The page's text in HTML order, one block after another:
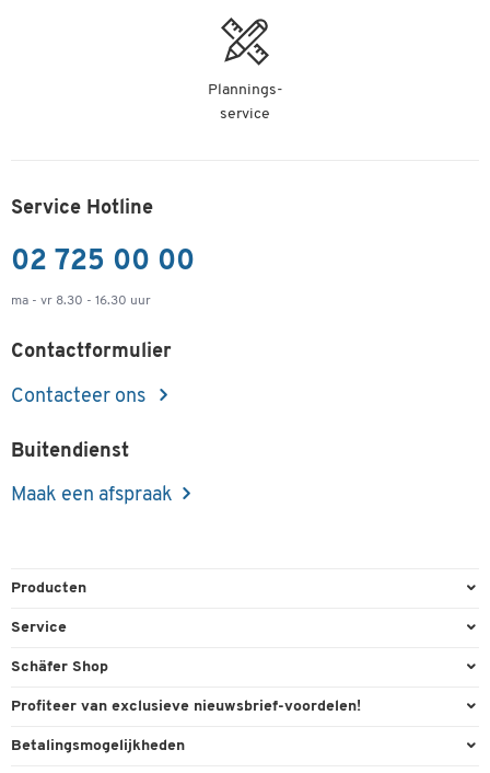
Plannings-
service
Service Hotline
02 725 00 00
ma - vr 8.30 - 16.30 uur
Contactformulier
Contacteer ons
Buitendienst
Maak een afspraak
Producten
Kantoorbenodigdheden
Milieutechniek
Service
Bestelling herroepen
Schäfer Shop
Algemene voorwaarden
Profiteer van exclusieve nieuwsbrief-voordelen!
Welkomstgeschenk
Betalingsmogelijkheden